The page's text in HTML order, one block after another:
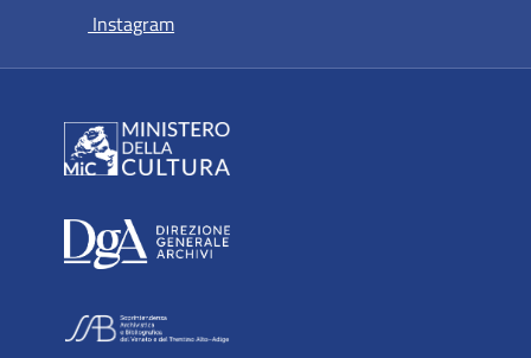
Instagramsi apre in una nuova scheda